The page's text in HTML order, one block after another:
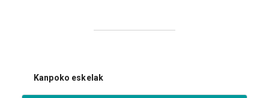
Kanpoko eskelak